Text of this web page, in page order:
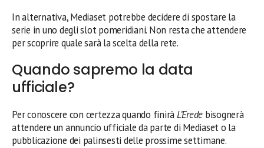
In alternativa, Mediaset potrebbe decidere di spostare la
serie in uno degli slot pomeridiani. Non resta che attendere
per scoprire quale sarà la scelta della rete.
Quando sapremo la data
ufficiale?
Per conoscere con certezza quando finiràL’Erede bisognerà
attendere un annuncio ufficiale da parte di Mediaset o la
pubblicazione dei palinsesti delle prossime settimane.